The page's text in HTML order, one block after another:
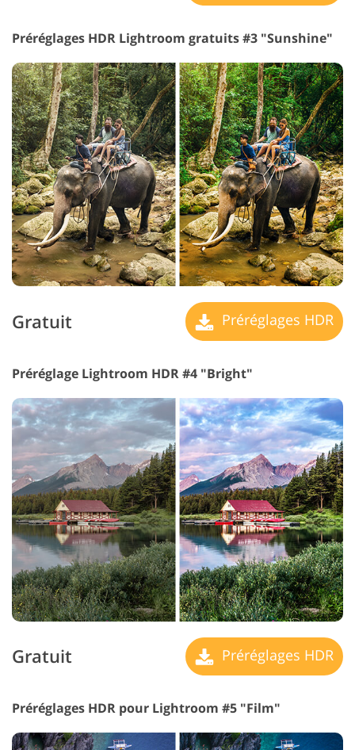
Préréglages HDR Lightroom gratuits #3 "Sunshine"
Gratuit Préréglages HDR
Préréglage Lightroom HDR #4 "Bright"
Gratuit Préréglages HDR
Préréglages HDR pour Lightroom #5 "Film"